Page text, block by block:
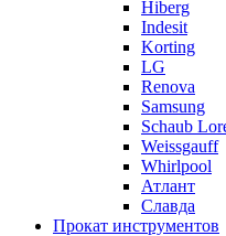
Hiberg
Indesit
Korting
LG
Renova
Samsung
Schaub
Weissgauff
Whirlpool
Атлант
Славда
Прокат инструментов